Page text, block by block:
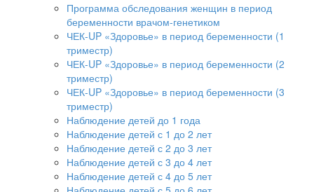
Программа обследования женщин в период
беременности врачом-генетиком
ЧЕК-UP «Здоровье» в период беременности (1
триместр)
ЧЕК-UP «Здоровье» в период беременности (2
триместр)
ЧЕК-UP «Здоровье» в период беременности (3
триместр)
Наблюдение детей до 1 года
Наблюдение детей с 1 до 2 лет
Наблюдение детей с 2 до 3 лет
Наблюдение детей с 3 до 4 лет
Наблюдение детей с 4 до 5 лет